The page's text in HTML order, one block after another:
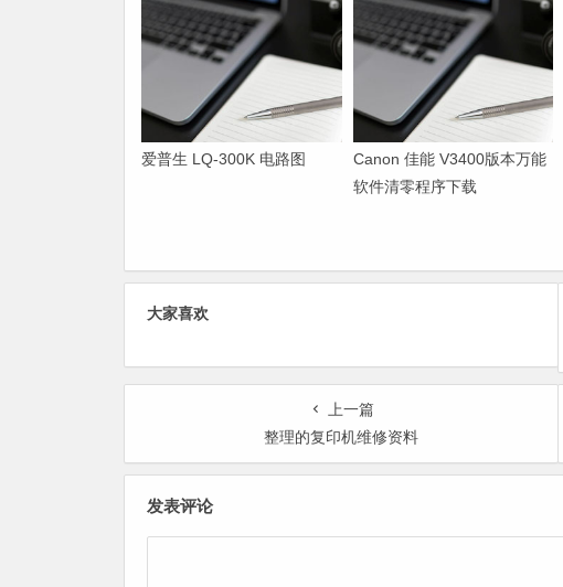
爱普生 LQ-300K 电路图
Canon 佳能 V3400版本万能
软件清零程序下载
大家喜欢
上一篇
整理的复印机维修资料
发表评论